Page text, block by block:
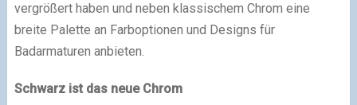
vergrößert haben und neben klassischem Chrom eine
breite Palette an Farboptionen und Designs für
Badarmaturen anbieten.
Schwarz ist das neue Chrom